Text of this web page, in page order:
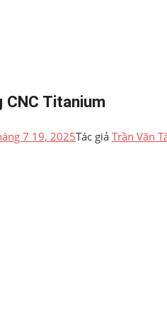
CNC Titanium
7 19, 2025Tác giả Trần Văn